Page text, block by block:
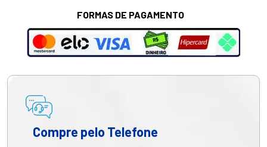
FORMAS DE PAGAMENTO
Compre pelo Telefone